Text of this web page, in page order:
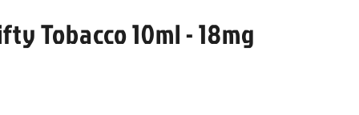
Tobacco 10ml - 18mg